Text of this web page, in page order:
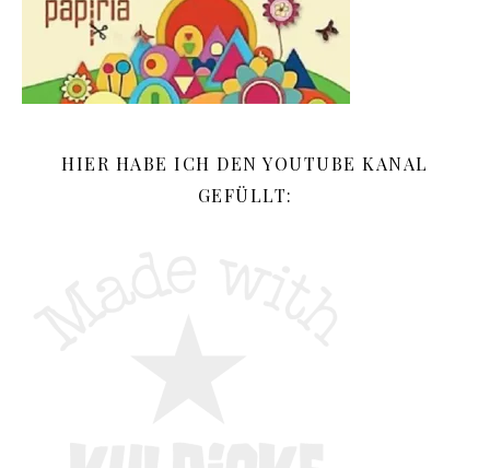
HIER HABE ICH DEN YOUTUBE KANAL
GEFÜLLT: